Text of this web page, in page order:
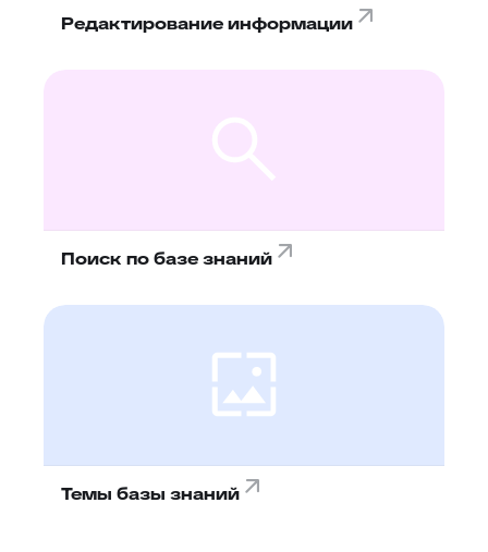
Редактирование информации
Поиск по базе знаний
Темы базы знаний